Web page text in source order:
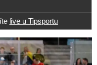
live u Tipsportu